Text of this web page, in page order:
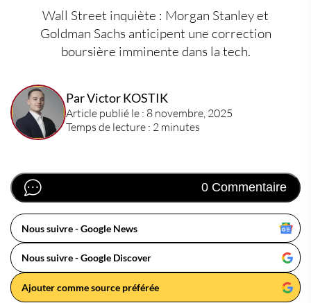
Wall Street inquiète : Morgan Stanley et
Goldman Sachs anticipent une correction
boursière imminente dans la tech.
Par Victor KOSTIK
Article publié le : 8 novembre, 2025
Temps de lecture : 2 minutes
0 Commentaire
Nous suivre - Google News
Nous suivre - Google Discover
Ajouter comme source préférée